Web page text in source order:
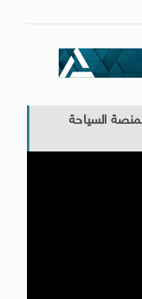
السياحة